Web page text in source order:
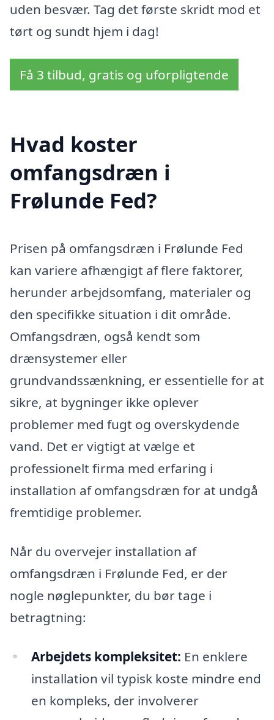
uden besvær. Tag det første skridt mod et
tørt og sundt hjem i dag!
Få 3 tilbud, gratis og uforpligtende
Hvad koster
omfangsdræn i
Frølunde Fed?
Prisen på omfangsdræn i Frølunde Fed
kan variere afhængigt af flere faktorer,
herunder arbejdsomfang, materialer og
den specifikke situation i dit område.
Omfangsdræn, også kendt som
drænsystemer eller
grundvandssænkning, er essentielle for at
sikre, at bygninger ikke oplever
problemer med fugt og overskydende
vand. Det er vigtigt at vælge et
professionelt firma med erfaring i
installation af omfangsdræn for at undgå
fremtidige problemer.
Når du overvejer installation af
omfangsdræn i Frølunde Fed, er der
nogle nøglepunkter, du bør tage i
betragtning:
Arbejdets kompleksitet: En enklere
installation vil typisk koste mindre end
en kompleks, der involverer